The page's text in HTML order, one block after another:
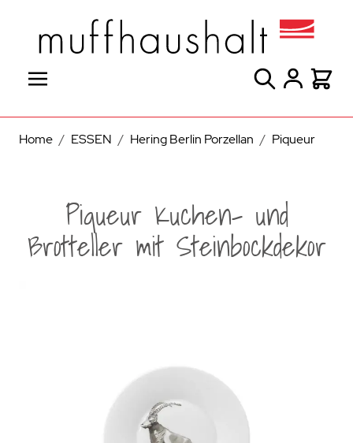
Suche
Home / ESSEN / Hering Berlin Porzellan / Piqueur
Piqueur Kuchen- und
Brotteller mit Steinbockdekor